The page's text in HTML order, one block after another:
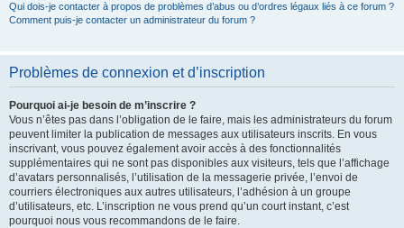
Qui dois-je contacter à propos de problèmes d’abus ou d’ordres légaux liés à ce forum ?
Comment puis-je contacter un administrateur du forum ?
Problèmes de connexion et d’inscription
Pourquoi ai-je besoin de m’inscrire ?
Vous n’êtes pas dans l’obligation de le faire, mais les administrateurs du forum
peuvent limiter la publication de messages aux utilisateurs inscrits. En vous
inscrivant, vous pouvez également avoir accès à des fonctionnalités
supplémentaires qui ne sont pas disponibles aux visiteurs, tels que l’affichage
d’avatars personnalisés, l’utilisation de la messagerie privée, l’envoi de
courriers électroniques aux autres utilisateurs, l’adhésion à un groupe
d’utilisateurs, etc. L’inscription ne vous prend qu’un court instant, c’est
pourquoi nous vous recommandons de le faire.